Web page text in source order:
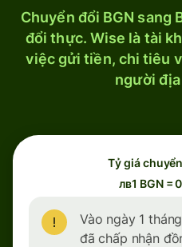
Chuyển đổi BGN sang
đổi thực. Wise là tài
việc gửi tiền, chi tiêu
người
Tỷ giá
лв1 BGN =
Vào ngày 1
đã chấp nhận